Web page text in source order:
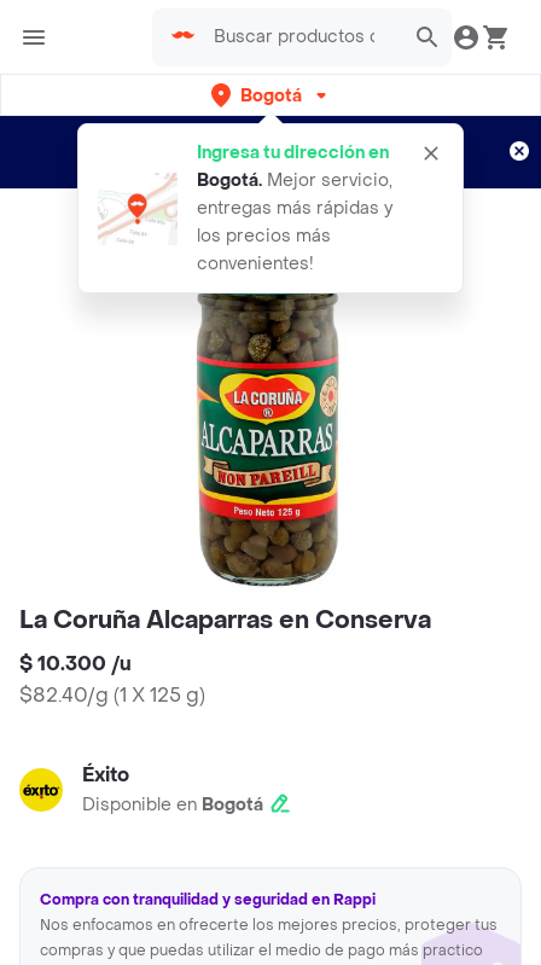
Bogotá
Ingresa tu dirección en
Bogotá. Mejor servicio,
entregas más rápidas y
los precios más
convenientes!
envíos gratis por semanas
Aplican TyC
La Coruña Alcaparras en Conserva
$ 10.300 /u
$82.40/g (1 X 125 g)
Éxito
Disponible en Bogotá
Compra con tranquilidad y seguridad en Rappi
Nos enfocamos en ofrecerte los mejores precios, proteger tus
compras y que puedas utilizar el medio de pago más practico